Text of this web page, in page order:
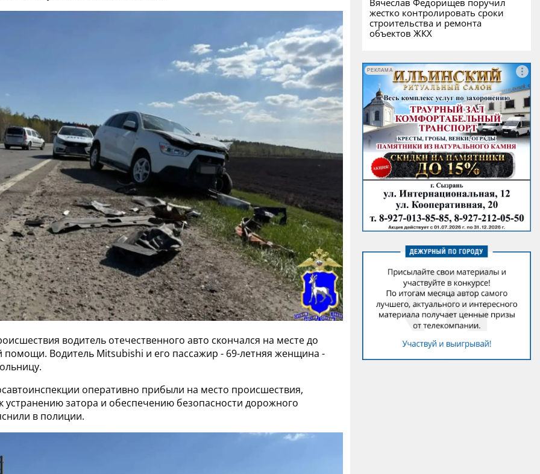
водитель отечественного авто скончался на месте до
помощи. Водитель Mitsubishi и его пассажир - 69-летняя женщина -
оперативно прибыли на место происшествия,
устранению затора и обеспечению безопасности дорожного
в полиции.
жестко контролировать сроки
строительства и ремонта
объектов ЖКХ
РЕКЛАМА